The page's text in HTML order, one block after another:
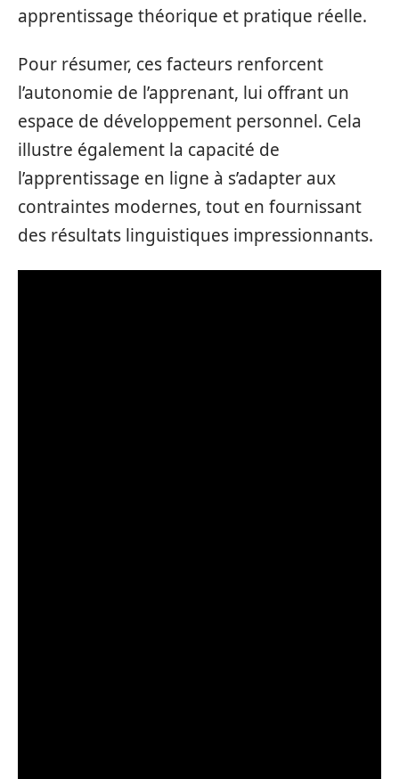
apprentissage théorique et pratique réelle.
Pour résumer, ces facteurs renforcent
l’autonomie de l’apprenant, lui offrant un
espace de développement personnel. Cela
illustre également la capacité de
l’apprentissage en ligne à s’adapter aux
contraintes modernes, tout en fournissant
des résultats linguistiques impressionnants.